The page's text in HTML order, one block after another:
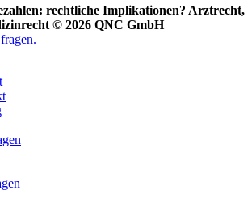
rechtliche Implikationen? Arztrecht,
© 2026 QNC GmbH